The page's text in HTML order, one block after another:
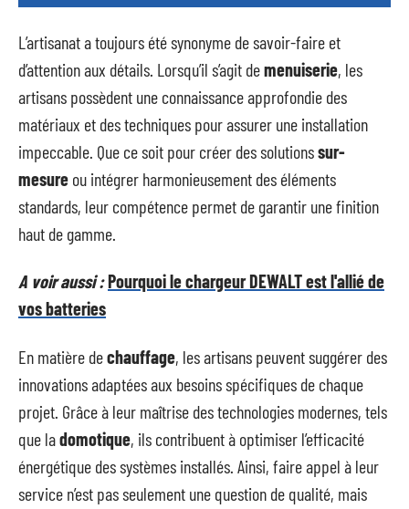
L’artisanat a toujours été synonyme de savoir-faire et
d’attention aux détails. Lorsqu’il s’agit demenuiserie, les
artisans possèdent une connaissance approfondie des
matériaux et des techniques pour assurer une installation
impeccable. Que ce soit pour créer des solutionssur-
mesure ou intégrer harmonieusement des éléments
standards, leur compétence permet de garantir une finition
haut de gamme.
A voir aussi :Pourquoi le chargeur DEWALT est l'allié de
vos batteries
En matière dechauffage, les artisans peuvent suggérer des
innovations adaptées aux besoins spécifiques de chaque
projet. Grâce à leur maîtrise des technologies modernes, tels
que ladomotique, ils contribuent à optimiser l’efficacité
énergétique des systèmes installés. Ainsi, faire appel à leur
service n’est pas seulement une question de qualité, mais